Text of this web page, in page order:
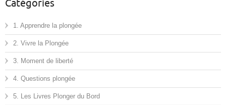
Catégories
1. Apprendre la plongée
2. Vivre la Plongée
3. Moment de liberté
4. Questions plongée
5. Les Livres Plonger du Bord